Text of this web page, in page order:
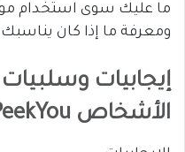
ما عليك سوى استخدام
ومعرفة ما إذا كان يناسبك
إيجابيات
الأشخاص PeekYou